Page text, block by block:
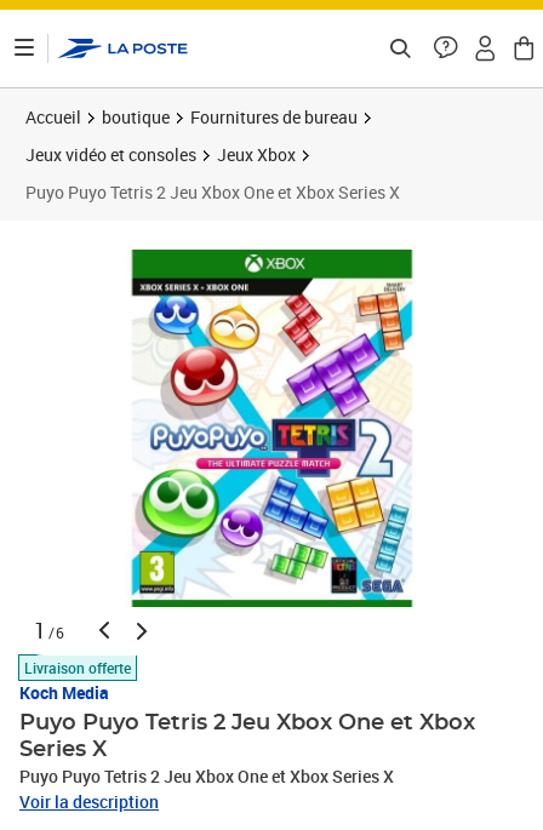
Accueil boutique
Fournitures de bureau
Jeux vidéo et consoles
Jeux Xbox
Puyo Puyo Tetris 2 Jeu Xbox One et Xbox Series X
1 /6
Livraison offerte
Koch Media
Puyo Puyo Tetris 2 Jeu Xbox One et Xbox
Series X
Puyo Puyo Tetris 2 Jeu Xbox One et Xbox Series X
Voir la description